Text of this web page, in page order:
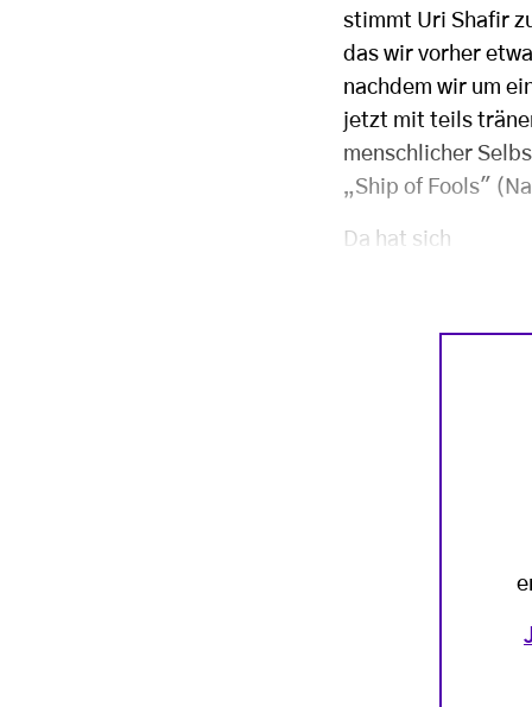
stimmt Uri Shafir
das wir vorher
nachdem wir um
jetzt mit teils
menschlicher
„Ship of Fools"
Da hat sich